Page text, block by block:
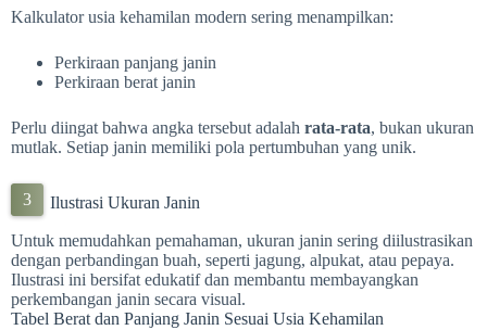
Kalkulator usia kehamilan modern sering menampilkan:
Perkiraan panjang janin
Perkiraan berat janin
Perlu diingat bahwa angka tersebut adalah rata-rata, bukan ukuran
mutlak. Setiap janin memiliki pola pertumbuhan yang unik.
Ilustrasi Ukuran Janin
Untuk memudahkan pemahaman, ukuran janin sering diilustrasikan
dengan perbandingan buah, seperti jagung, alpukat, atau pepaya.
Ilustrasi ini bersifat edukatif dan membantu membayangkan
perkembangan janin secara visual.
Tabel Berat dan Panjang Janin Sesuai Usia Kehamilan